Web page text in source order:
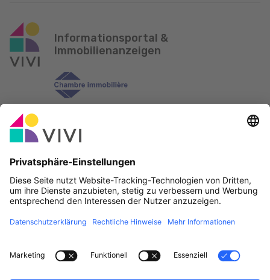
Informationsportal &
Immobilienanzeigen
Makler, werdet Mitglied!